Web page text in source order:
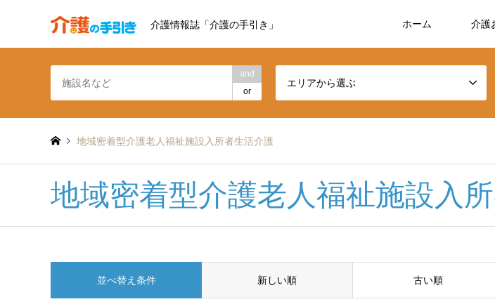
介護情報誌「介護の手引き」 ホーム 介護
and
or
エリアから選ぶ
地域密着型介護老人福祉施設入所者生活介護
地域密着型介護老人福祉施設入
並べ替え条件 新しい順 古い順